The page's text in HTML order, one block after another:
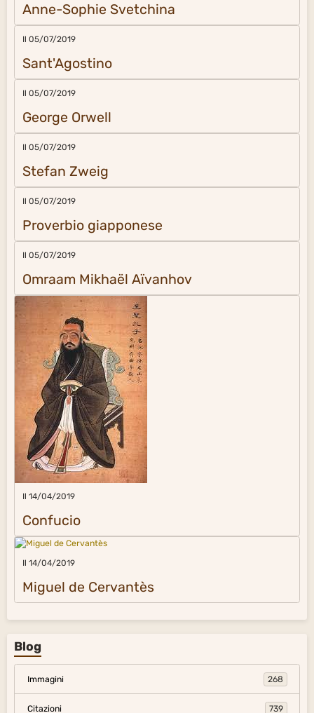
Anne-Sophie Svetchina
Il 05/07/2019
Sant'Agostino
Il 05/07/2019
George Orwell
Il 05/07/2019
Stefan Zweig
Il 05/07/2019
Proverbio giapponese
Il 05/07/2019
Omraam Mikhaël Aïvanhov
Il 14/04/2019
Confucio
Il 14/04/2019
Miguel de Cervantès
Blog
Immagini 268
Citazioni 739